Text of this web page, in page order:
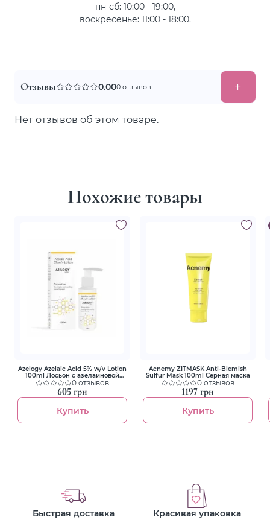
пн-сб: 10:00 - 19:00,
воскресенье: 11:00 - 18:00.
Отзывы 0.000 отзывов
Нет отзывов об этом товаре.
Похожие товары
Azelogy Azelaic Acid 5% w/v Lotion
100ml Лосьон с азелаиновой
кислотой 5%
0 отзывов
605 грн
Купить
Acnemy ZITMASK Anti-Blemish
Sulfur Mask 100ml Серная маска
0 отзывов
1197 грн
Купить
Быстрая доставка Красивая упаковка